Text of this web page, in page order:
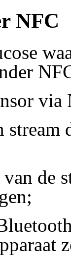
NFC
via
stream
de